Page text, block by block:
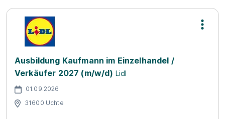
Ausbildung Kaufmann im Einzelhandel /
Verkäufer 2027 (m/w/d) Lidl
01.09.2026
31600 Uchte